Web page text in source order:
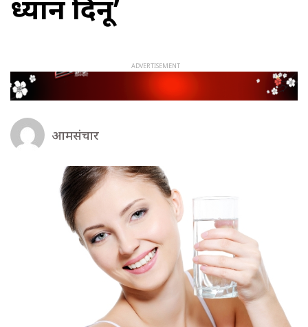
ध्यान दिनू’
आमसंचार